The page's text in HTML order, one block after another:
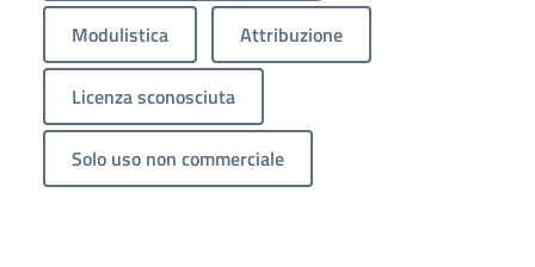
Modulistica Attribuzione
Licenza sconosciuta
Solo uso non commerciale